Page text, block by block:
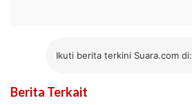
Ikuti berita terkini Suara.com di:
Berita Terkait